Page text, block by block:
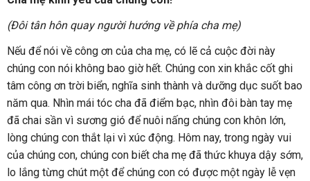
(Đôi tân hôn quay người hướng về phía cha mẹ)
Nếu để nói về công ơn của cha mẹ, có lẽ cả cuộc đời này
chúng con nói không bao giờ hết. Chúng con xin khắc cốt ghi
tâm công ơn trời biển, nghĩa sinh thành và dưỡng dục suốt bao
năm qua. Nhìn mái tóc cha đã điểm bạc, nhìn đôi bàn tay mẹ
đã chai sần vì sương gió để nuôi nấng chúng con khôn lớn,
lòng chúng con thắt lại vì xúc động. Hôm nay, trong ngày vui
của chúng con, chúng con biết cha mẹ đã thức khuya dậy sớm,
lo lắng từng chút một để chúng con có được một ngày lễ vẹn